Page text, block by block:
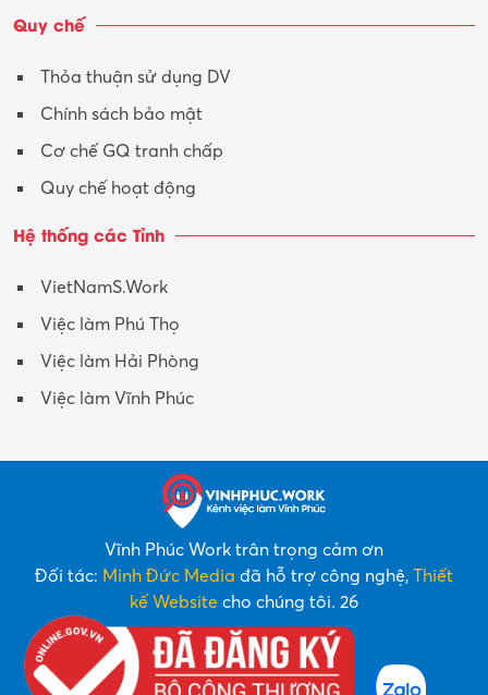
Y tế-Dược
Quy chế
Thỏa thuận sử dụng DV
Chính sách bảo mật
Cơ chế GQ tranh chấp
Quy chế hoạt động
Hệ thống các Tỉnh
VietNamS.Work
Việc làm Phú Thọ
Việc làm Hải Phòng
Việc làm Vĩnh Phúc
Vĩnh Phúc Work trân trọng cảm ơn
Đối tác: Minh Đức Media đã hỗ trợ công nghệ, Thiết
kế Website cho chúng tôi. 26